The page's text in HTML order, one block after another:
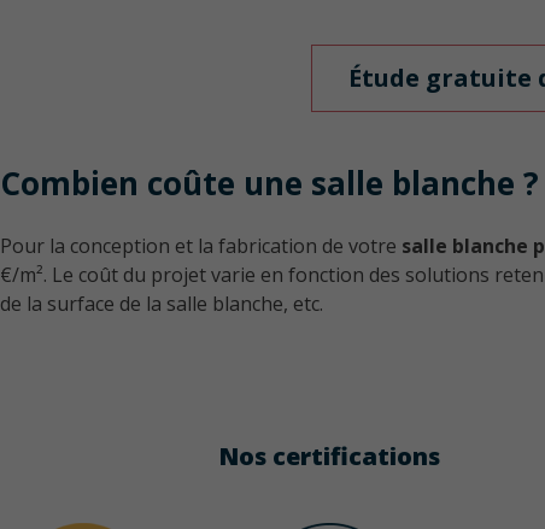
Étude gratuite
Combien coûte une salle blanche ?
Pour la conception et la fabrication de votre salle blanche
€/m². Le coût du projet varie en fonction des solutions
de la surface de la salle blanche, etc.
Nos certifications